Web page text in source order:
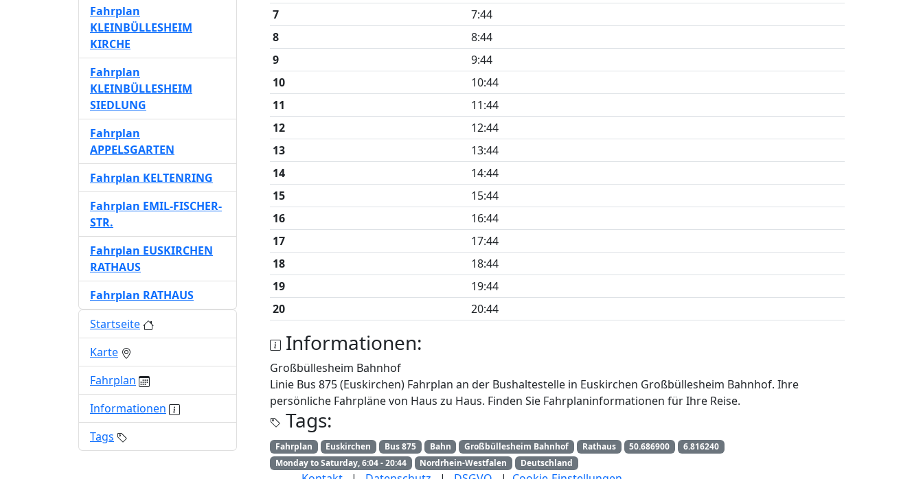
7
7:44
8
8:44
9
9:44
10
10:44
11
11:44
12
12:44
13
13:44
14
14:44
15
15:44
16
16:44
17
17:44
18
18:44
19
19:44
20
20:44
Informationen:
Großbüllesheim Bahnhof
Linie Bus 875 (Euskirchen) Fahrplan an der Bushaltestelle in Euskirchen Großbüllesheim Bahnhof. Ihre
persönliche Fahrpläne von Haus zu Haus. Finden Sie Fahrplaninformationen für Ihre Reise.
Tags:
Fahrplan Euskirchen Bus 875 Bahn Großbüllesheim Bahnhof Rathaus 50.686900
6.816240
Monday to Saturday, 6:04 - 20:44
Nordrhein-Westfalen Deutschland
Fahrplan
KLEINBÜLLESHEIM
KIRCHE
Fahrplan
KLEINBÜLLESHEIM
SIEDLUNG
Fahrplan
APPELSGARTEN
Fahrplan KELTENRING
Fahrplan EMIL-FISCHER-
STR.
Fahrplan EUSKIRCHEN
RATHAUS
Fahrplan RATHAUS
Startseite
Karte
Fahrplan
Informationen
Tags